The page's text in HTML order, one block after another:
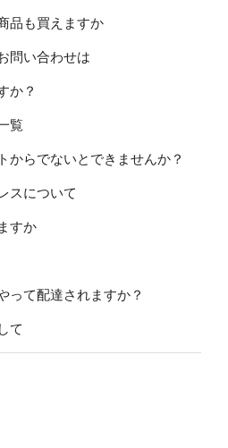
品も買えますか
問い合わせは
か？
覧
からでないとできませんか？
スについて
すか
って配達されますか？
て